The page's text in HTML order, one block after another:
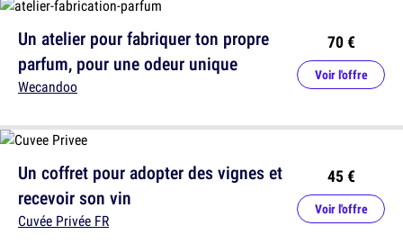
Un atelier pour fabriquer ton propre
parfum, pour une odeur unique
Wecandoo
70 €
Voir l'offre
Un coffret pour adopter des vignes et
recevoir son vin
Cuvée Privée FR
45 €
Voir l'offre